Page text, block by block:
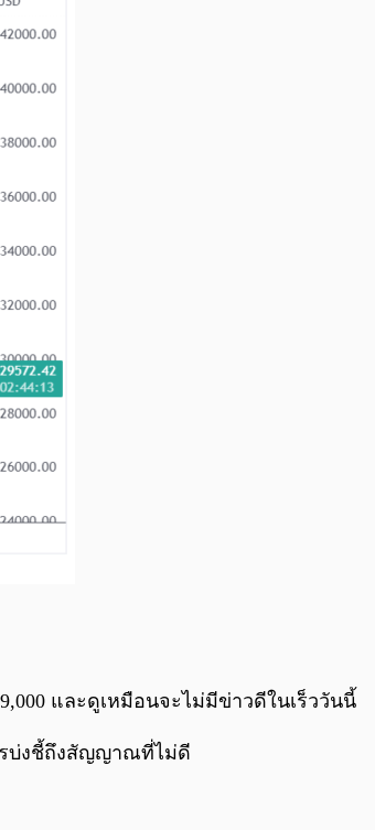
และดูเหมือนจะไม่มีข่าวดีในเร็ววันนี้
รบ่งชี้ถึงสัญญาณที่ไม่ดี